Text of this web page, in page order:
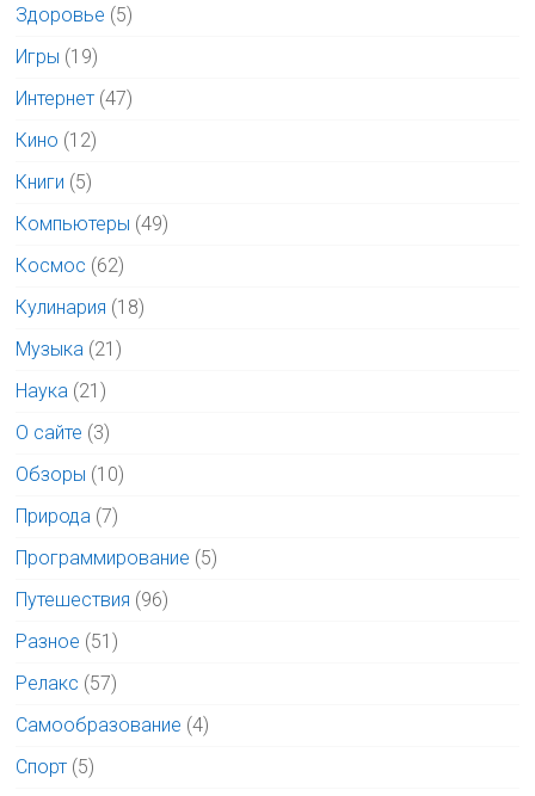
Здоровье (5)
Игры (19)
Интернет (47)
Кино (12)
Книги (5)
Компьютеры (49)
Космос (62)
Кулинария (18)
Музыка (21)
Наука (21)
О сайте (3)
Обзоры (10)
Природа (7)
Программирование (5)
Путешествия (96)
Разное (51)
Релакс (57)
Самообразование (4)
Спорт (5)